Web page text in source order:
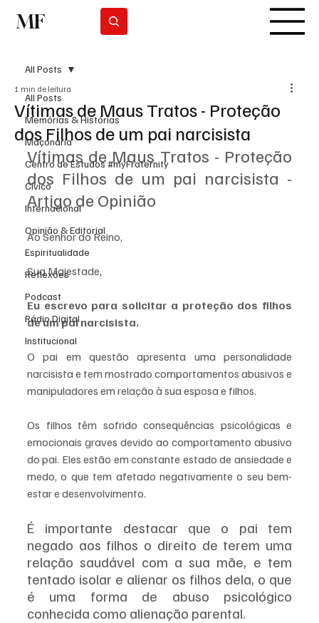
MF
All Posts
Memórias & Histórias
Maçonaria
Centro de Estudos #myFraternity
Cívico
Internacional
Opinião & Editorial
Espiritualidade
Reflexões
Podcast
Rádio Digital
Institucional
All Posts
Vítimas de Maus Tratos - Proteção
dos Filhos de um pai narcisista
1 min de leitura
Vítimas de Maus Tratos - Proteção
dos Filhos de um pai narcisista -
Artigo de Opinião
Ao Senhor do Reino,
Sua Majestade,
Eu escrevo para solicitar a proteção dos filhos
de um pai narcisista.
O pai em questão apresenta uma personalidade
narcisista e tem mostrado comportamentos abusivos e
manipuladores em relação à sua esposa e filhos.
Os filhos têm sofrido consequências psicológicas e
emocionais graves devido ao comportamento abusivo
do pai. Eles estão em constante estado de ansiedade e
medo, o que tem afetado negativamente o seu bem-
estar e desenvolvimento.
É importante destacar que o pai tem
negado aos filhos o direito de terem uma
relação saudável com a sua mãe, e tem
tentado isolar e alienar os filhos dela, o que
é uma forma de abuso psicológico
conhecida como alienação parental.